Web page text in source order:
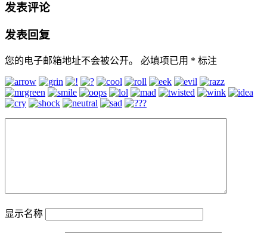
发表评论
发表回复
您的电子邮箱地址不会被公开。 必填项已用 * 标注
显示名称